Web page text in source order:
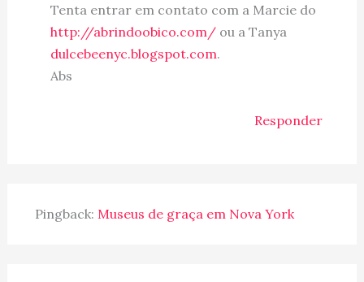
Tenta entrar em contato com a Marcie do
http://abrindoobico.com/ou a Tanya
dulcebeenyc.blogspot.com.
Abs
Responder
Pingback: Museus de graça em Nova York